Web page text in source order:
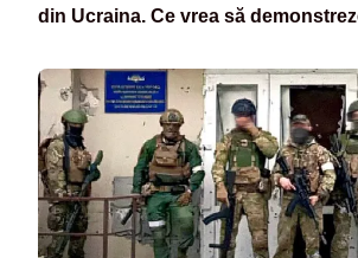
din Ucraina. Ce vrea să